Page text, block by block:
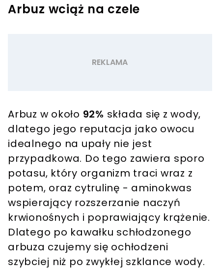
Arbuz wciąż na czele
Arbuz w około 92% składa się z wody,
dlatego jego reputacja jako owocu
idealnego na upały nie jest
przypadkowa. Do tego zawiera sporo
potasu, który organizm traci wraz z
potem, oraz cytrulinę - aminokwas
wspierający rozszerzanie naczyń
krwionośnych i poprawiający krążenie.
Dlatego po kawałku schłodzonego
arbuza czujemy się ochłodzeni
szybciej niż po zwykłej szklance wody.